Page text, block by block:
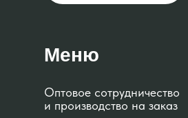
Меню
Оптовое сотрудничество
и производство на заказ